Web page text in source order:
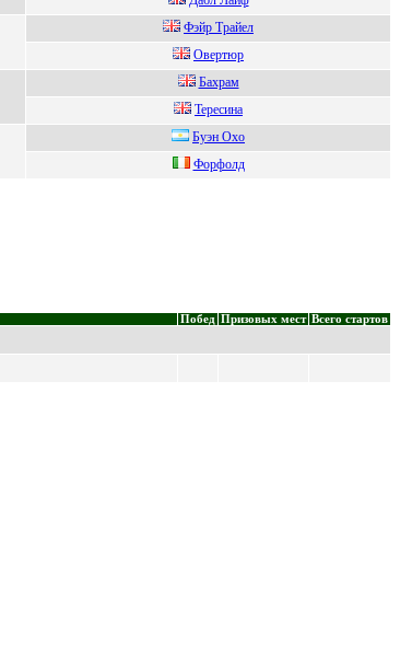
Фэйр Трайел
Oвeртюр
Бaxpaм
Tepeсина
Буэн Oxo
Фoрфoлд
Побед Призовых мест Всего стартов